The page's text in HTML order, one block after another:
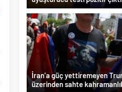
İran’a güç yettiremeyen
üzerinden sahte